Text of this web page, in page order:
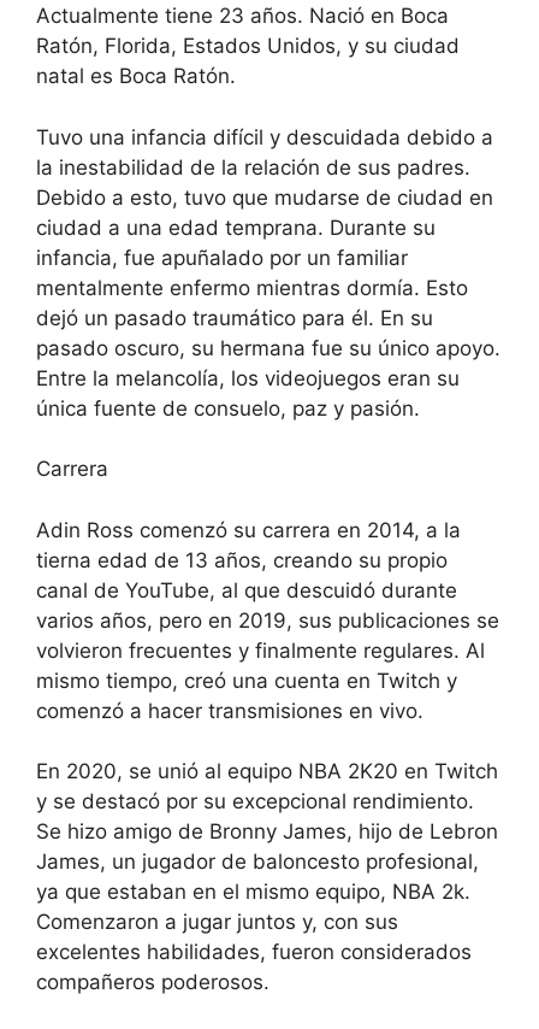
Actualmente tiene 23 años. Nació en Boca
Ratón, Florida, Estados Unidos, y su ciudad
natal es Boca Ratón.
Tuvo una infancia difícil y descuidada debido a
la inestabilidad de la relación de sus padres.
Debido a esto, tuvo que mudarse de ciudad en
ciudad a una edad temprana. Durante su
infancia, fue apuñalado por un familiar
mentalmente enfermo mientras dormía. Esto
dejó un pasado traumático para él. En su
pasado oscuro, su hermana fue su único apoyo.
Entre la melancolía, los videojuegos eran su
única fuente de consuelo, paz y pasión.
Carrera
Adin Ross comenzó su carrera en 2014, a la
tierna edad de 13 años, creando su propio
canal de YouTube, al que descuidó durante
varios años, pero en 2019, sus publicaciones se
volvieron frecuentes y finalmente regulares. Al
mismo tiempo, creó una cuenta en Twitch y
comenzó a hacer transmisiones en vivo.
En 2020, se unió al equipo NBA 2K20 en Twitch
y se destacó por su excepcional rendimiento.
Se hizo amigo de Bronny James, hijo de Lebron
James, un jugador de baloncesto profesional,
ya que estaban en el mismo equipo, NBA 2k.
Comenzaron a jugar juntos y, con sus
excelentes habilidades, fueron considerados
compañeros poderosos.